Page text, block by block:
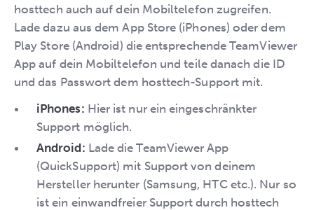
hosttech auch auf dein Mobiltelefon zugreifen.
Lade dazu aus dem App Store (iPhones) oder dem
Play Store (Android) die entsprechende TeamViewer
App auf dein Mobiltelefon und teile danach die ID
und das Passwort dem hosttech-Support mit.
iPhones: Hier ist nur ein eingeschränkter
Support möglich.
Android: Lade die TeamViewer App
(QuickSupport) mit Support von deinem
Hersteller herunter (Samsung, HTC etc.). Nur so
ist ein einwandfreier Support durch hosttech